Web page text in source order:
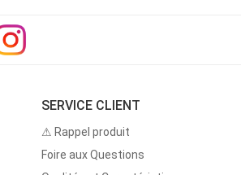
SERVICE CLIENT
⚠ Rappel produit
Foire aux Questions